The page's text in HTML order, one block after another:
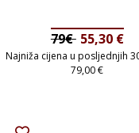
79€ 55,30 €
Najniža cijena u posljednjih
79,00€